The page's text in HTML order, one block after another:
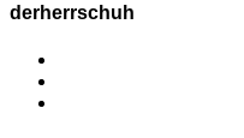
derherrschuh